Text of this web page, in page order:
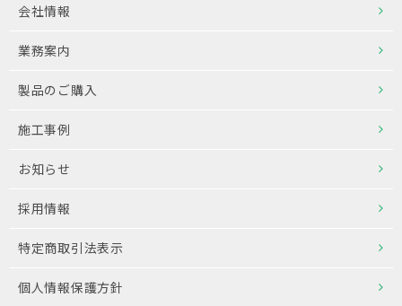
会社情報
業務案内
製品のご購入
施工事例
お知らせ
採用情報
特定商取引法表示
個人情報保護方針